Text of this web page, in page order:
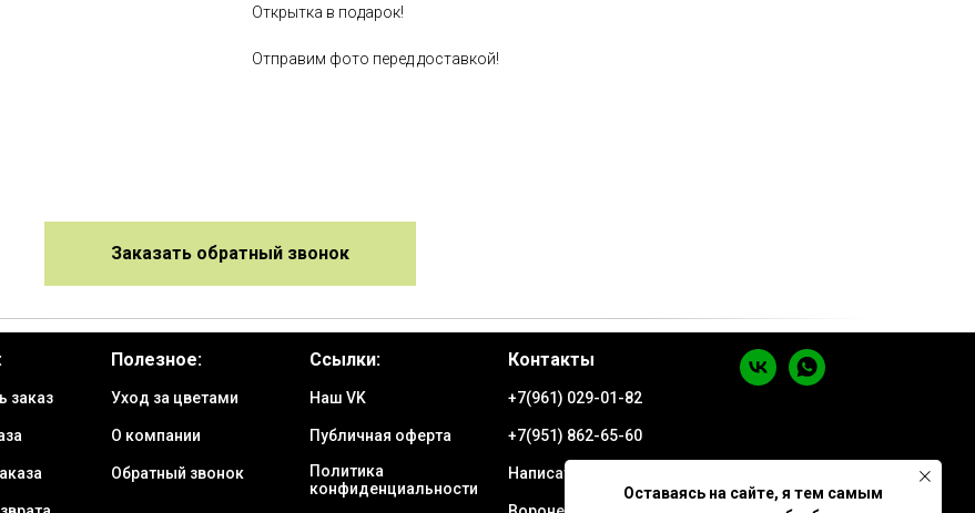
Открытка в подарок!
Отправим фото перед доставкой!
Заказать обратный звонок
заказ
Полезное:
Уход за цветами
О компании
Обратный звонок
Ссылки:
Наш VK
Публичная оферта
Политика
конфиденциальности
Контакты
+7(961) 029-01-82
+7(951) 862-65-60
Написать в WhatsApp
Оставаясь на сайте, я тем самым